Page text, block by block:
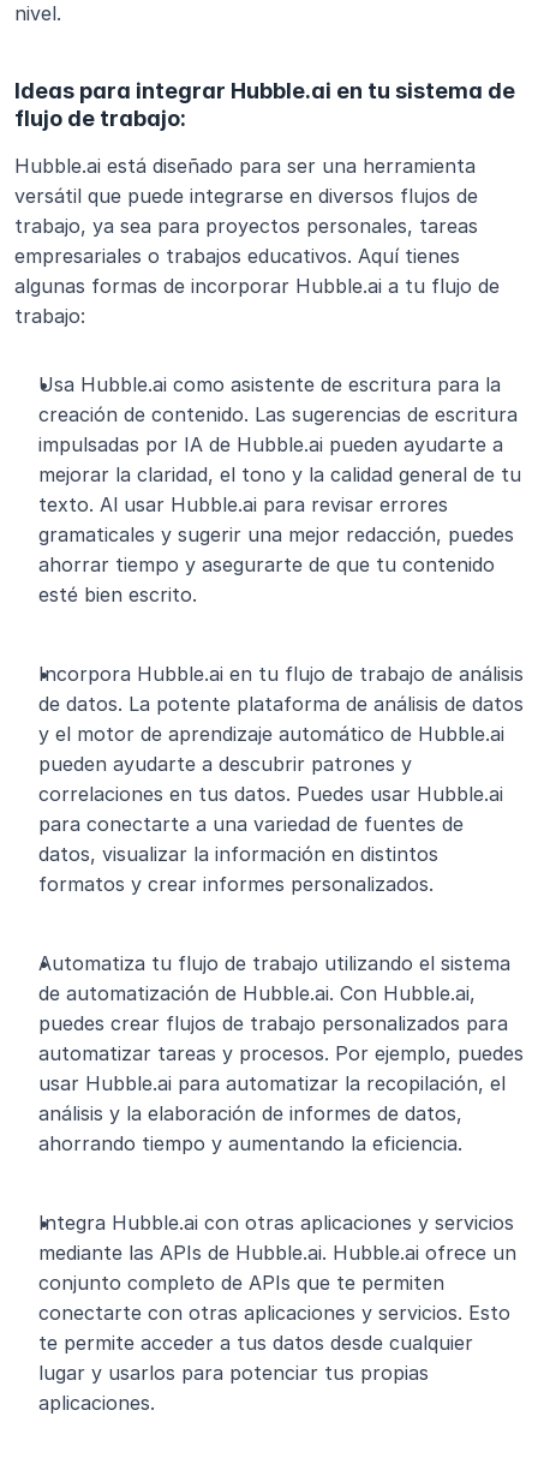
nivel.
Ideas para integrar Hubble.ai en tu sistema de
flujo de trabajo:
Hubble.ai está diseñado para ser una herramienta
versátil que puede integrarse en diversos flujos de
trabajo, ya sea para proyectos personales, tareas
empresariales o trabajos educativos. Aquí tienes
algunas formas de incorporar Hubble.ai a tu flujo de
trabajo:
Usa Hubble.ai como asistente de escritura para la
creación de contenido. Las sugerencias de escritura
impulsadas por IA de Hubble.ai pueden ayudarte a
mejorar la claridad, el tono y la calidad general de tu
texto. Al usar Hubble.ai para revisar errores
gramaticales y sugerir una mejor redacción, puedes
ahorrar tiempo y asegurarte de que tu contenido
esté bien escrito.
Incorpora Hubble.ai en tu flujo de trabajo de análisis
de datos. La potente plataforma de análisis de datos
y el motor de aprendizaje automático de Hubble.ai
pueden ayudarte a descubrir patrones y
correlaciones en tus datos. Puedes usar Hubble.ai
para conectarte a una variedad de fuentes de
datos, visualizar la información en distintos
formatos y crear informes personalizados.
Automatiza tu flujo de trabajo utilizando el sistema
de automatización de Hubble.ai. Con Hubble.ai,
puedes crear flujos de trabajo personalizados para
automatizar tareas y procesos. Por ejemplo, puedes
usar Hubble.ai para automatizar la recopilación, el
análisis y la elaboración de informes de datos,
ahorrando tiempo y aumentando la eficiencia.
Integra Hubble.ai con otras aplicaciones y servicios
mediante las APIs de Hubble.ai. Hubble.ai ofrece un
conjunto completo de APIs que te permiten
conectarte con otras aplicaciones y servicios. Esto
te permite acceder a tus datos desde cualquier
lugar y usarlos para potenciar tus propias
aplicaciones.